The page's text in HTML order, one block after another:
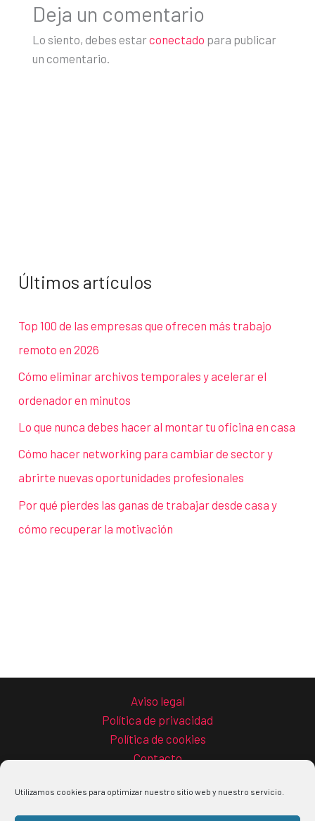
Utilizamos cookies para optimizar nuestro sitio web y nuestro servicio.
Deja un comentario
Lo siento, debes estarconectado para publicar
un comentario.
Últimos artículos
Top 100 de las empresas que ofrecen más trabajo
remoto en 2026
Cómo eliminar archivos temporales y acelerar el
ordenador en minutos
Lo que nunca debes hacer al montar tu oficina en casa
Cómo hacer networking para cambiar de sector y
abrirte nuevas oportunidades profesionales
Por qué pierdes las ganas de trabajar desde casa y
cómo recuperar la motivación
Aviso legal
Política de privacidad
Política de cookies
Contacto